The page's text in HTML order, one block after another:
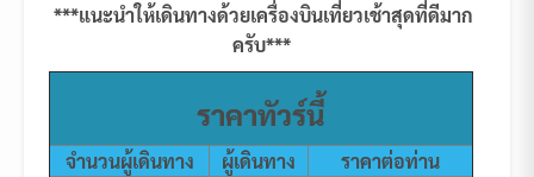
***แนะนำให้เดินทางด้วยเครื่องบินเที่ยวเช้าสุดที่ดีมาก
ครับ***
ราคาทัวร์นี้
จำนวนผู้เดินทาง ผู้เดินทาง
ราคาต่อท่าน